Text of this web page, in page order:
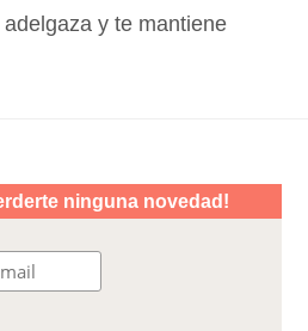
adelgaza y te mantiene